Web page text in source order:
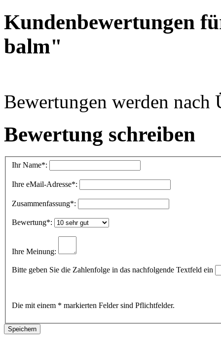
Kundenbewertungen
balm"
Bewertungen werden
Bewertung schreiben
Ihr Name*:
Ihre eMail-Adresse*:
Zusammenfassung*:
Bewertung*:
Ihre Meinung:
Bitte geben Sie die Zahlenfolge in das nachfolgende Textfeld ein
Die mit einem * markierten Felder sind Pflichtfelder.